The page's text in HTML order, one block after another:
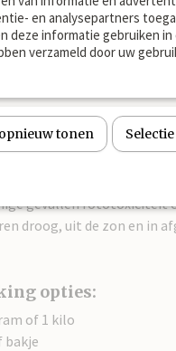
daags: Stokmaat tot
groter dan 1.58m 4
langzaam , vooral
aan drachtige en
in op de spieren van de
Selderijblad of zaad met
gevallen fototoxiciteit
droog, uit de zon en in
opties:
of 1 kilo
bakje
en analysepartners
deze informatie gebruiken
verzameld door uw
tonen